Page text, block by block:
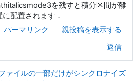
を残すと積分区間が離
配置されます．
パーマリンク
親投稿を表示する
返信
イルの一部だけがシンクロナイズ